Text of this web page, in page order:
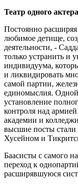
Театр одного актера
Постоянно
любимое детище,
деятельности, -
только устранить и
индивидуума,
и ликвидировать
самой партии,
единомыслия.
установление
контроля над
академии и
высшие посты стали
Хусейном и
Баасисты с самого
переход к
расширявшуюся